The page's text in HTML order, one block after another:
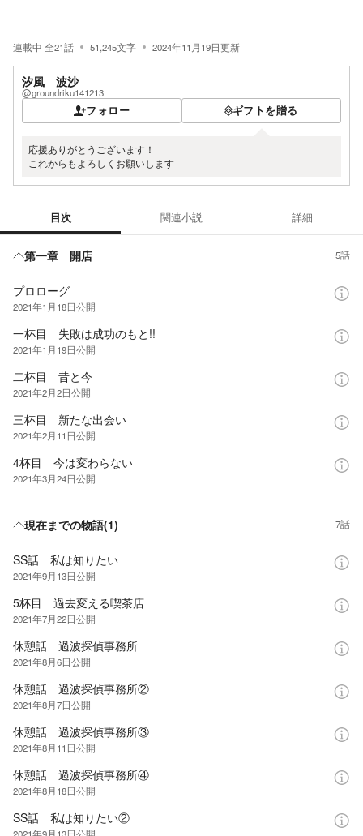
連載中 全21話 51,245文字 2024年11月19日更新
汐風 波沙
@groundriku141213
フォロー ギフトを贈る
応援ありがとうございます！
これからもよろしくお願いします
目次 関連小説 詳細
第一章 開店 5話
プロローグ
2021年1月18日公開
一杯目 失敗は成功のもと!!
2021年1月19日公開
二杯目 昔と今
2021年2月2日公開
三杯目 新たな出会い
2021年2月11日公開
4杯目 今は変わらない
2021年3月24日公開
現在までの物語(1) 7話
SS話 私は知りたい
2021年9月13日公開
5杯目 過去変える喫茶店
2021年7月22日公開
休憩話 過波探偵事務所
2021年8月6日公開
休憩話 過波探偵事務所②
2021年8月7日公開
休憩話 過波探偵事務所③
2021年8月11日公開
休憩話 過波探偵事務所④
2021年8月18日公開
SS話 私は知りたい②
2021年9月13日公開